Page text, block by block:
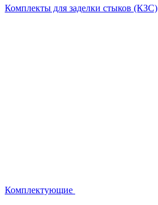
Комплекты для заделки стыков (КЗС)
Комплектующие